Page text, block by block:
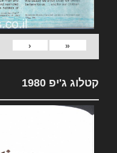
«
‹
קטלוג ג'יפ 1980